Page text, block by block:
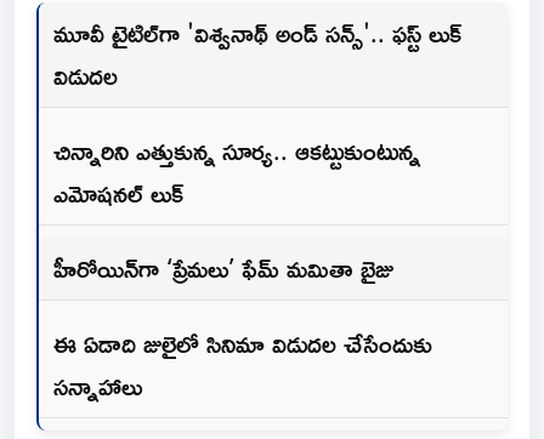
మూవీ టైటిల్‌గా 'విశ్వనాథ్ అండ్ సన్స్'.. ఫస్ట్ లుక్
విడుదల
చిన్నారిని ఎత్తుకున్న సూర్య.. ఆకట్టుకుంటున్న
ఎమోషనల్ లుక్
హీరోయిన్‌గా ‘ప్రేమలు’ ఫేమ్ మమితా బైజు
ఈ ఏడాది జులైలో సినిమా విడుదల చేసేందుకు
సన్నాహాలు